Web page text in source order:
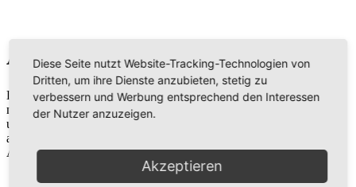
Axel Springer SE
Die Axel Springer SE ist eine Verlagsgruppe mit einer Reihe
multimedialer Marken wie Bild, Die Welt, Welt, Business Insider
und Fakt, seit 2020 mehrheitlich in der Hand der US-
amerikanischen Beteiligungsgesellschaft KKR.
Adresse:
Axel Springer SE
Diese Seite nutzt Website-Tracking-Technologien von
Dritten, um ihre Dienste anzubieten, stetig zu
verbessern und Werbung entsprechend den Interessen
der Nutzer anzuzeigen.
Akzeptieren